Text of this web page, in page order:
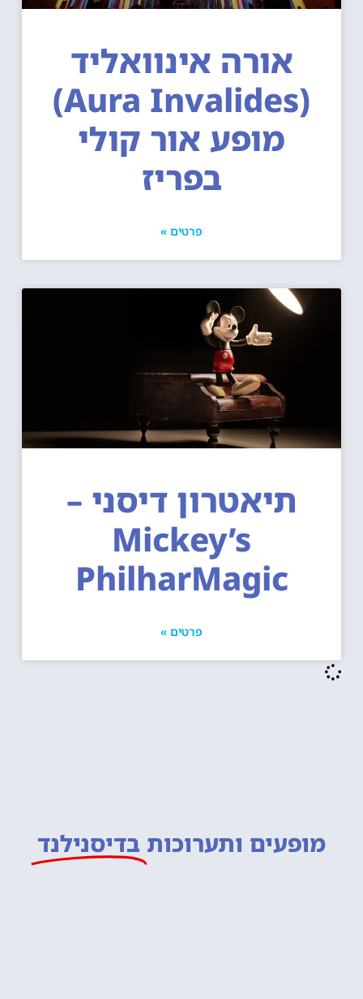
אורה אינוואליד
(Aura Invalides)
מופע אור קולי
בפריז
פרטים »
תיאטרון דיסני –
Mickey’s
PhilharMagic
פרטים »
מופעים ותערוכות בדיסנילנד